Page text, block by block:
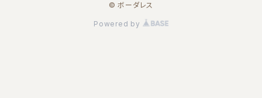
© ボーダレス
Powered by